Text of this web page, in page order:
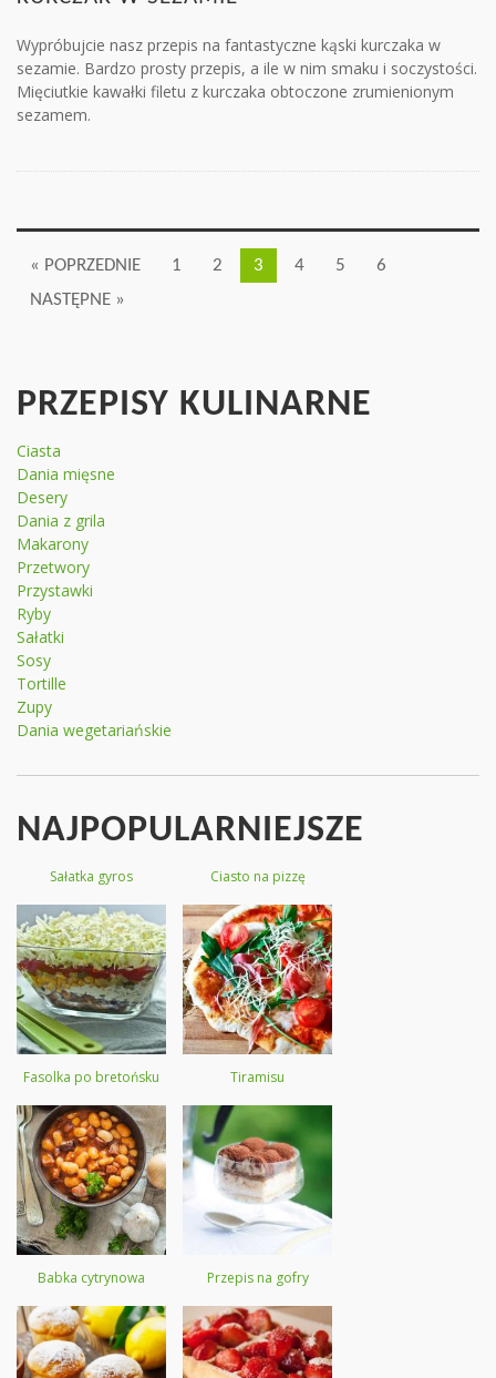
Wypróbujcie nasz przepis na fantastyczne kąski kurczaka w
sezamie. Bardzo prosty przepis, a ile w nim smaku i soczystości.
Mięciutkie kawałki filetu z kurczaka obtoczone zrumienionym
sezamem.
« POPRZEDNIE 1 2 3 4 5
6
NASTĘPNE »
PRZEPISY KULINARNE
Ciasta
Dania mięsne
Desery
Dania z grila
Makarony
Przetwory
Przystawki
Ryby
Sałatki
Sosy
Tortille
Zupy
Dania wegetariańskie
NAJPOPULARNIEJSZE
Sałatka gyros Ciasto na pizzę
Fasolka po bretońsku Tiramisu
Babka cytrynowa Przepis na gofry